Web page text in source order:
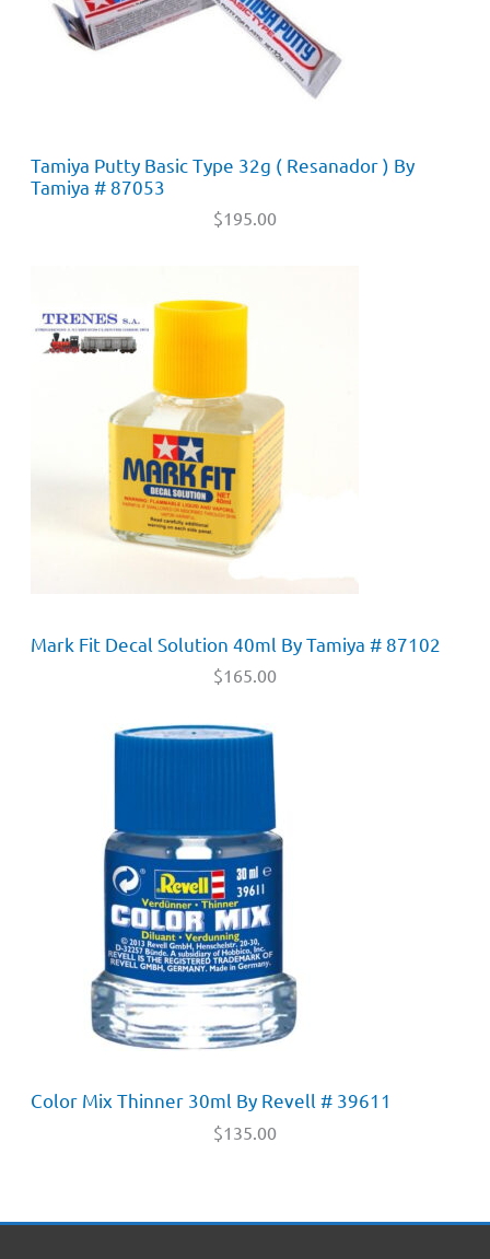
Tamiya Putty Basic Type 32g ( Resanador ) By
Tamiya # 87053
$195.00
Mark Fit Decal Solution 40ml By Tamiya # 87102
$165.00
Color Mix Thinner 30ml By Revell # 39611
$135.00